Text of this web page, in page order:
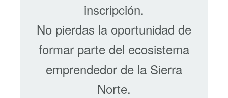
inscripción.
No pierdas la oportunidad de
formar parte del ecosistema
emprendedor de la Sierra
Norte.